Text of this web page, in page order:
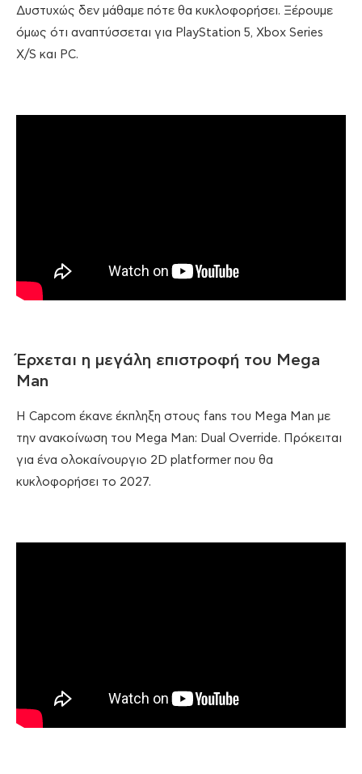
Δυστυχώς δεν μάθαμε πότε θα κυκλοφορήσει. Ξέρουμε
όμως ότι αναπτύσσεται για PlayStation 5, Xbox Series
X/S και PC.
Έρχεται η μεγάλη επιστροφή του Mega
Man
Η Capcom έκανε έκπληξη στους fans του Mega Man με
την ανακοίνωση του Mega Man: Dual Override. Πρόκειται
για ένα ολοκαίνουργιο 2D platformer που θα
κυκλοφορήσει το 2027.